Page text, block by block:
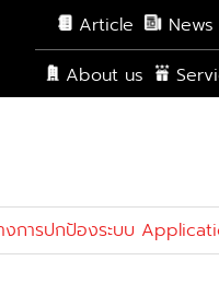
Article News
About us
การปกป้องระบบ